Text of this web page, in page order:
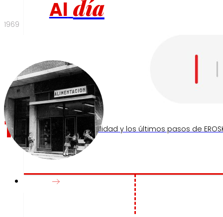
Al día
Prensa
Toda la actualidad y los últimos pasos de
Innovación
1969
1969